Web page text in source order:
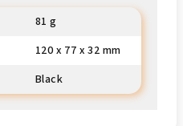
81 g
120 x 77 x 32 mm
Black